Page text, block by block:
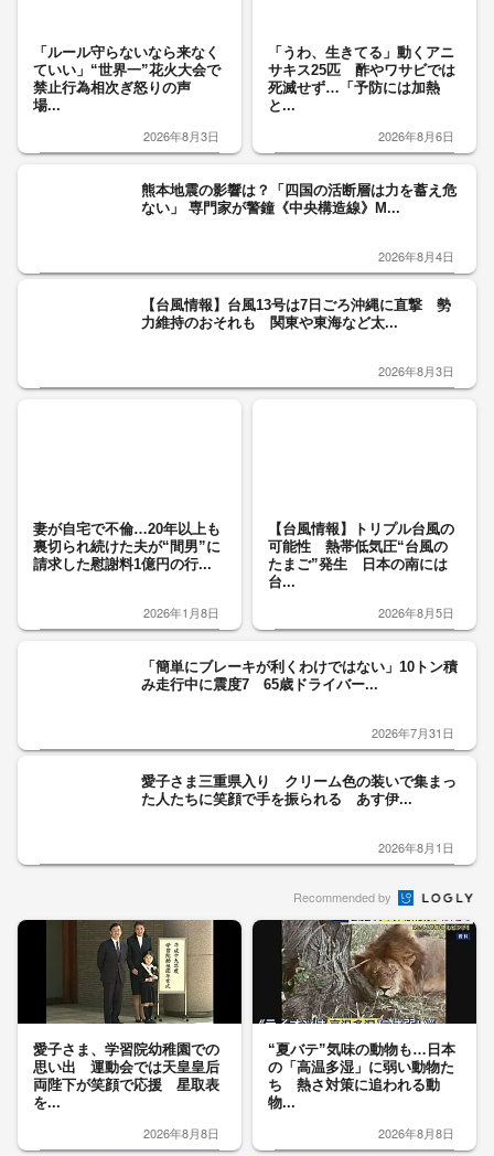
「ルール守らないなら来なく
ていい」“世界一”花火大会で
禁止行為相次ぎ怒りの声
場...
2026年8月3日
「うわ、生きてる」動くアニ
サキス25匹 酢やワサビでは
死滅せず…「予防には加熱
と...
2026年8月6日
熊本地震の影響は？「四国の活断層は力を蓄え危
ない」 専門家が警鐘《中央構造線》M...
2026年8月4日
【台風情報】台風13号は7日ごろ沖縄に直撃 勢
力維持のおそれも 関東や東海など太...
2026年8月3日
妻が自宅で不倫…20年以上も
裏切られ続けた夫が“間男”に
請求した慰謝料1億円の行...
2026年1月8日
【台風情報】トリプル台風の
可能性 熱帯低気圧“台風の
たまご”発生 日本の南には
台...
2026年8月5日
「簡単にブレーキが利くわけではない」10トン積
み走行中に震度7 65歳ドライバー...
2026年7月31日
愛子さま三重県入り クリーム色の装いで集まっ
た人たちに笑顔で手を振られる あす伊...
2026年8月1日
Recommended by
愛子さま、学習院幼稚園での
思い出 運動会では天皇皇后
両陛下が笑顔で応援 星取表
を...
2026年8月8日
“夏バテ”気味の動物も…日本
の「高温多湿」に弱い動物た
ち 熱さ対策に追われる動
物...
2026年8月8日